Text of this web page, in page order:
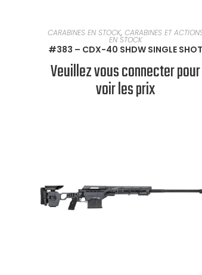
EN SAVOIR PLUS
CARABINES EN STOCK, CARABINES ET
EN STOCK
#383 – CDX-40 SHDW SINGLE SHOT
Veuillez vous connecter pour
voir les prix